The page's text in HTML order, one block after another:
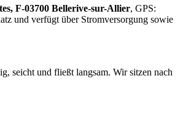
F-03700 Bellerive-sur-Allier, GPS:
und verfügt über Stromversorgung sowie
seicht und fließt langsam. Wir sitzen nach